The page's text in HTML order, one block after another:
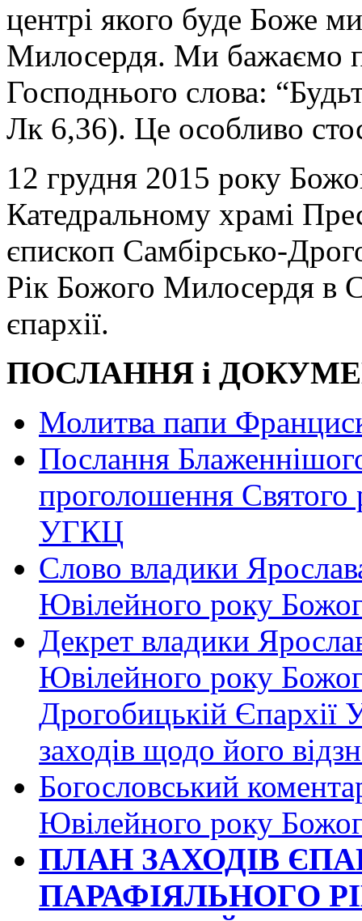
центрі якого буде Боже
Милосердя. Ми бажаємо
Господнього слова:
Лк 6,36). Це особливо
12 грудня 2015 року
Катедральному храмі
єпископ Самбірсько-
Рік Божого Милосердя в
єпархії.
ПОСЛАННЯ і
Молитва папи
Послання
проголошення
УГКЦ
Слово владики
Ювілейного року
Декрет владики
Ювілейного року
Дрогобицькій Єпархії
заходів щодо його
Богословський
Ювілейного року
ПЛАН ЗАХОДІВ
ПАРАФІЯЛЬНОГО